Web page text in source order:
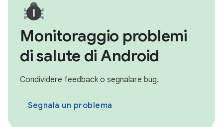
Monitoraggio problemi
di salute di Android
Condividere feedback o segnalare bug.
Segnala un problema